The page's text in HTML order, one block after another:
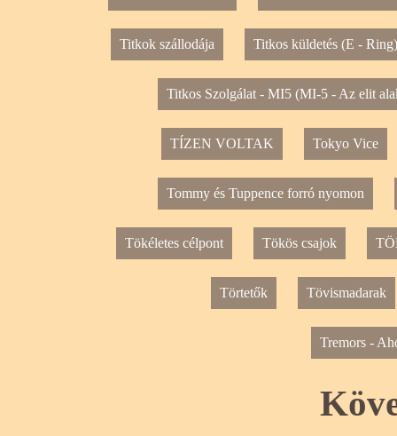
Titkok szállodája Titkos küldetés (E - Ring)
Titkos Szolgálat - MI5 (MI-5 - Az elit
TÍZEN VOLTAK Tokyo Vice
Tommy és Tuppence forró nyomon
Tökéletes célpont Tökös csajok
Törtetők Tövismadarak
Tremors -